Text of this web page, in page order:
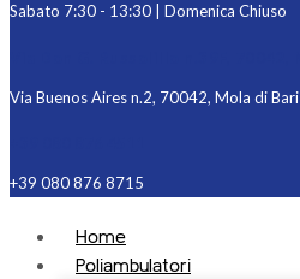
Sabato 7:30 - 13:30 | Domenica Chiuso
Via Buenos Aires n.2, 70042, Mola di Bari
+39 080 876 8715
Home
Poliambulatori